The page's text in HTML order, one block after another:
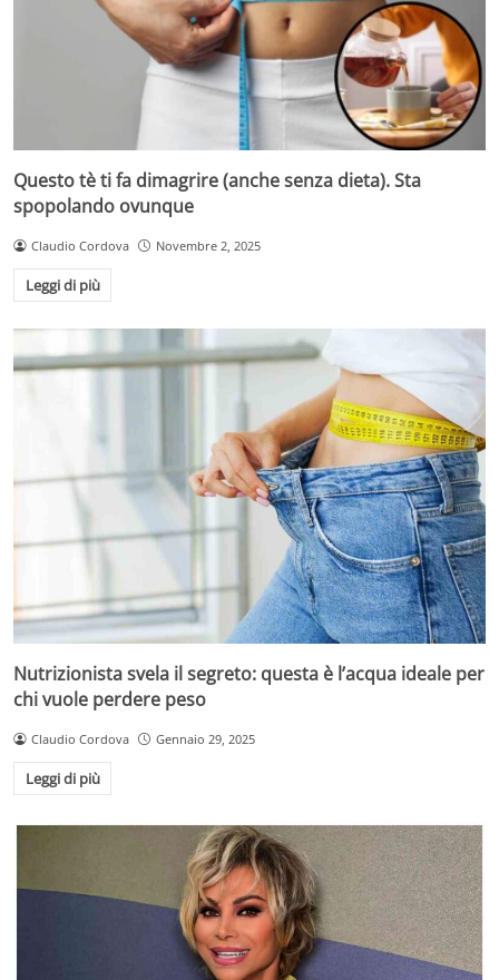
Questo tè ti fa dimagrire (anche senza dieta). Sta
spopolando ovunque
Claudio Cordova Novembre 2, 2025
Leggi di più
Nutrizionista svela il segreto: questa è l’acqua ideale per
chi vuole perdere peso
Claudio Cordova Gennaio 29, 2025
Leggi di più